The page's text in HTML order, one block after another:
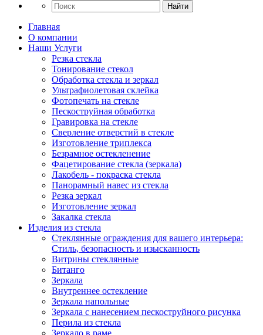
Найти
Главная
О компании
Наши Услуги
Резка стекла
Тонирование стекол
Обработка стекла и зеркал
Ультрафиолетовая склейка
Фотопечать на стекле
Пескоструйная обработка
Гравировка на стекле
Cверление отверстий в стекле
Изготовление триплекса
Безрамное остекленение
Фацетирование стекла (зеркала)
Лакобель - покраска стекла
Панорамный навес из стекла
Резка зеркал
Изготовление зеркал
Закалка стекла
Изделия из стекла
Стеклянные ограждения для вашего интерьера:
Стиль, безопасность и изысканность
Витрины стеклянные
Битанго
Зеркала
Внутреннее остекление
Зеркала напольные
Зеркала с нанесением пескоструйного рисунка
Перила из стекла
Зеркало в раме